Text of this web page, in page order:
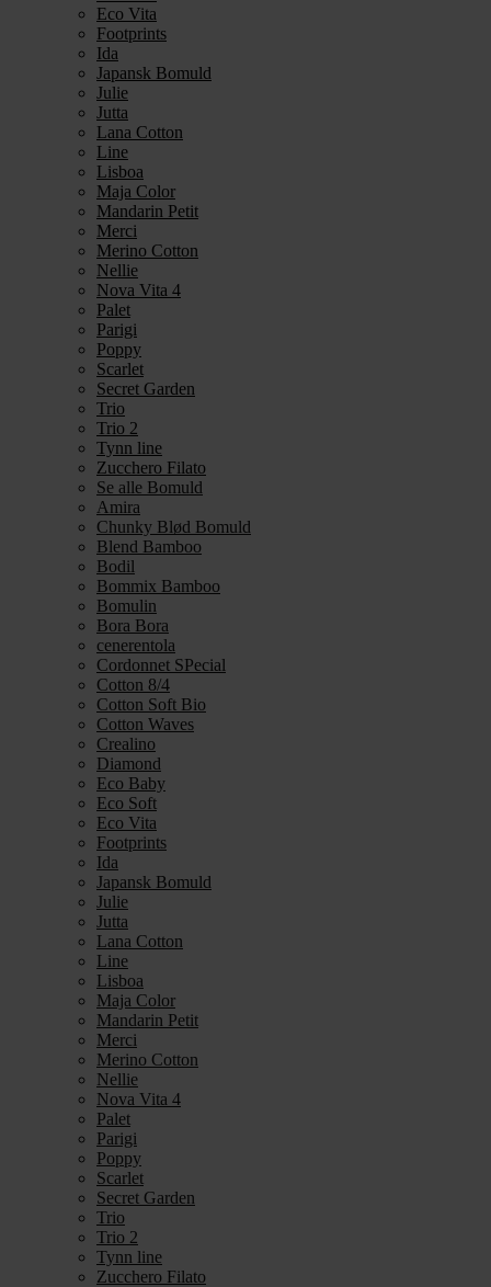
Eco Vita
Footprints
Ida
Japansk Bomuld
Julie
Jutta
Lana Cotton
Line
Lisboa
Maja Color
Mandarin Petit
Merci
Merino Cotton
Nellie
Nova Vita 4
Palet
Parigi
Poppy
Scarlet
Secret Garden
Trio
Trio 2
Tynn line
Zucchero Filato
Se alle Bomuld
Amira
Chunky Blød Bomuld
Blend Bamboo
Bodil
Bommix Bamboo
Bomulin
Bora Bora
cenerentola
Cordonnet SPecial
Cotton 8/4
Cotton Soft Bio
Cotton Waves
Crealino
Diamond
Eco Baby
Eco Soft
Eco Vita
Footprints
Ida
Japansk Bomuld
Julie
Jutta
Lana Cotton
Line
Lisboa
Maja Color
Mandarin Petit
Merci
Merino Cotton
Nellie
Nova Vita 4
Palet
Parigi
Poppy
Scarlet
Secret Garden
Trio
Trio 2
Tynn line
Zucchero Filato